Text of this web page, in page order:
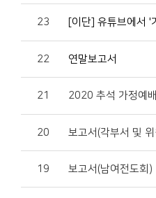
23 [이단] 유튜브에서 '
22 연말보고서
21 2020 추석 가정예
20 보고서(각부서 및
19 보고서(남여전도회)